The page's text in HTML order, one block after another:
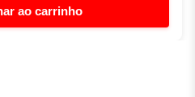
ao carrinho